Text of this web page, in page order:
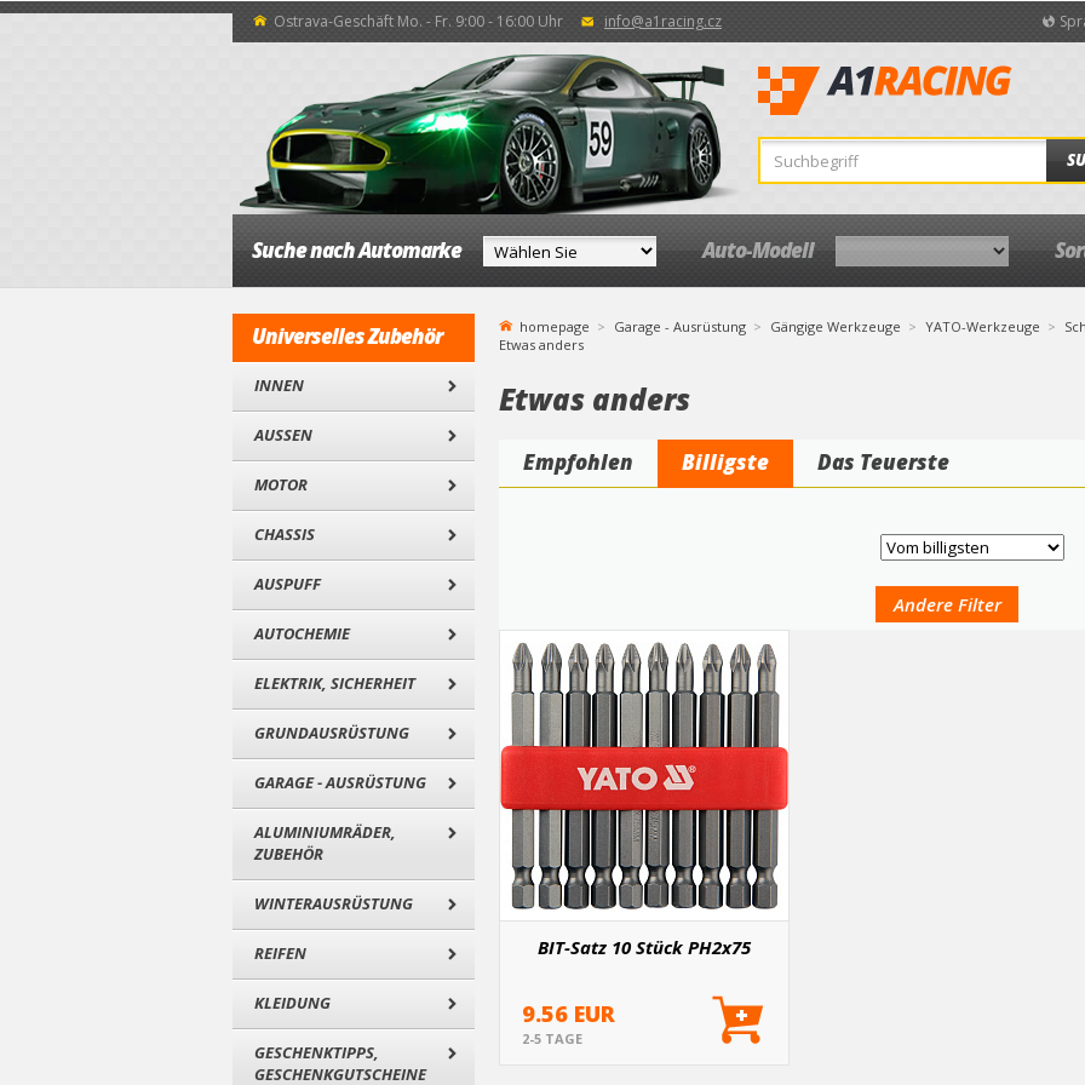
Ostrava-Geschäft Mo. - Fr. 9:00 - 16:00 Uhr info@a1racing.cz
Suche nach Automarke Auto-Modell
Universelles Zubehör
INNEN
AUSSEN
MOTOR
CHASSIS
AUSPUFF
AUTOCHEMIE
ELEKTRIK, SICHERHEIT
GRUNDAUSRÜSTUNG
GARAGE - AUSRÜSTUNG
ALUMINIUMRÄDER,
ZUBEHÖR
WINTERAUSRÜSTUNG
REIFEN
KLEIDUNG
GESCHENKTIPPS,
GESCHENKGUTSCHEINE
homepage Garage - Ausrüstung Gängige Werkzeuge YATO-Werkzeuge
Etwas anders
Etwas anders
Empfohlen Billigste Das Teuerste
Andere Filter
BIT-Satz 10 Stück PH2x75
9.56 EUR
2-5 TAGE